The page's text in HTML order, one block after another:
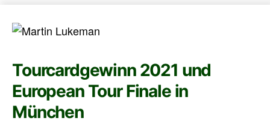
Tourcardgewinn 2021 und
European Tour Finale in
München